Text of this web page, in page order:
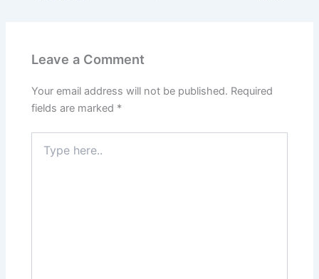
Leave a Comment
Your email address will not be published. Required
fields are marked *
here..